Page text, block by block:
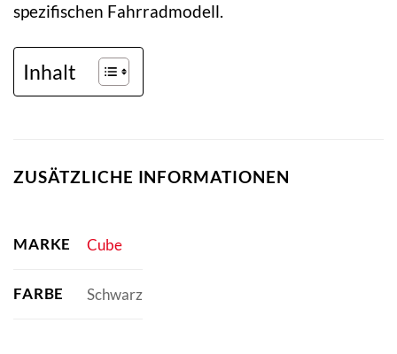
spezifischen Fahrradmodell.
Inhalt
ZUSÄTZLICHE INFORMATIONEN
MARKE Cube
FARBE Schwarz